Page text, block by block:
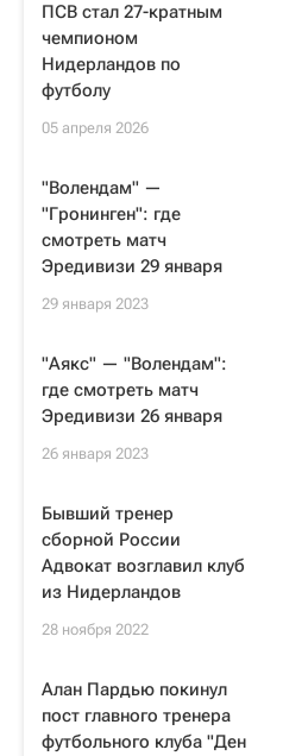
ПСВ стал 27-кратным
чемпионом
Нидерландов по
футболу
05 апреля 2026
"Волендам" —
"Гронинген": где
смотреть матч
Эредивизи 29 января
29 января 2023
"Аякс" — "Волендам":
где смотреть матч
Эредивизи 26 января
26 января 2023
Бывший тренер
сборной России
Адвокат возглавил клуб
из Нидерландов
28 ноября 2022
Алан Пардью покинул
пост главного тренера
футбольного клуба "Ден